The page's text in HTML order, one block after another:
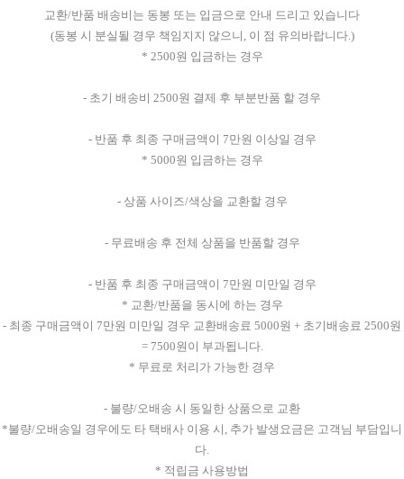
교환/반품 배송비는 동봉 또는 입금으로 안내 드리고 있습니다
(동봉 시 분실될 경우 책임지지 않으니, 이 점 유의바랍니다.)
* 2500원 입금하는 경우
- 초기 배송비 2500원 결제 후 부분반품 할 경우
- 반품 후 최종 구매금액이 7만원 이상일 경우
* 5000원 입금하는 경우
- 상품 사이즈/색상을 교환할 경우
- 무료배송 후 전체 상품을 반품할 경우
- 반품 후 최종 구매금액이 7만원 미만일 경우
* 교환/반품을 동시에 하는 경우
- 최종 구매금액이 7만원 미만일 경우 교환배송료 5000원 + 초기배송료 2500원
= 7500원이 부과됩니다.
* 무료로 처리가 가능한 경우
- 불량/오배송 시 동일한 상품으로 교환
*불량/오배송일 경우에도 타 택배사 이용 시, 추가 발생요금은 고객님 부담입니
다.
* 적립금 사용방법